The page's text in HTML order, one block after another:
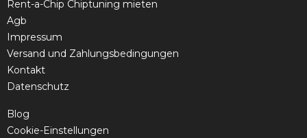
Rent-a-Chip Chiptuning mieten
Agb
Impressum
Versand und Zahlungsbedingungen
Kontakt
Datenschutz
Blog
Cookie-Einstellungen